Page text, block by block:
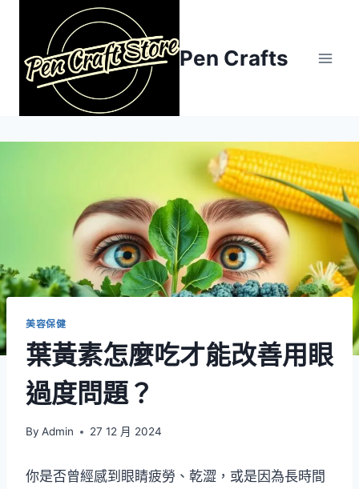
content
Pen Crafts
美容保健
葉黃素怎麼吃才能改善用眼
過度問題？
By Admin 27 12 月 2024
你是否曾經感到眼睛疲勞、乾澀，或是因為長時間